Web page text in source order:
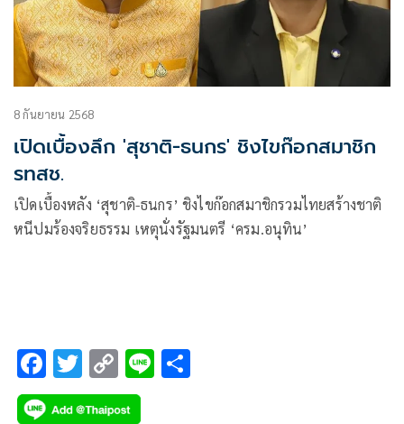
8 กันยายน 2568
เปิดเบื้องลึก 'สุชาติ-ธนกร' ชิงไขก๊อกสมาชิก
รทสช.
เปิดเบื้องหลัง ‘สุชาติ-ธนกร’ ชิงไขก๊อกสมาชิกรวมไทยสร้างชาติ
หนีปมร้องจริยธรรม เหตุนั่งรัฐมนตรี ‘ครม.อนุทิน’
F
ac
T
wi
C
o
Li